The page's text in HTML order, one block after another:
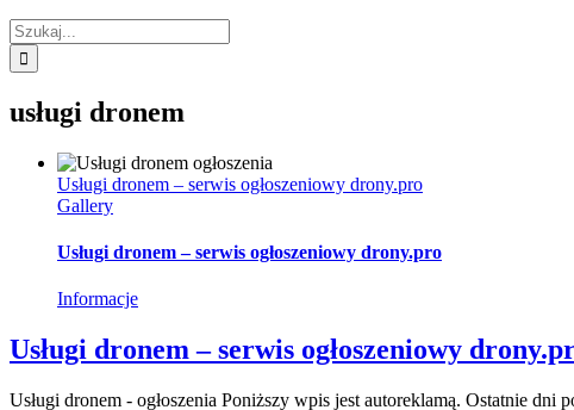
Szukaj
usługi dronem
Usługi dronem – serwis ogłoszeniowy drony.pro
Gallery
Usługi dronem – serwis ogłoszeniowy drony.pro
Informacje
Usługi dronem – serwis ogłoszeniowy
Usługi dronem - ogłoszenia Poniższy wpis jest autoreklamą. Ostatnie